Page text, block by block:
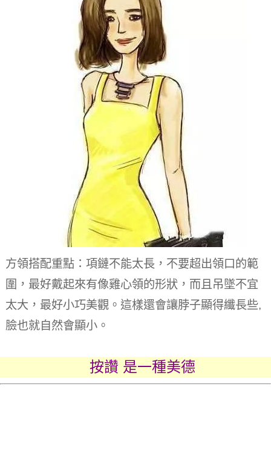
方領搭配重點：項鏈不能太長，不要超出領口的範
圍，最好戴起來有像雞心領的形狀，而且吊墜不宜
太大，最好小巧美觀。這樣還會讓脖子顯得纖長些,
臉也就自然會顯小。
按讚 是一種美德